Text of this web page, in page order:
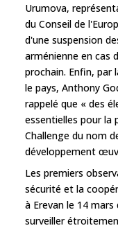
Urumova,
du Conseil de
d'une suspension
arménienne en cas
prochain. Enfin, par
le pays, Anthony
rappelé que « des
essentielles pour la
Challenge du nom
développement
Les premiers
sécurité et la
à Erevan le 14
surveiller